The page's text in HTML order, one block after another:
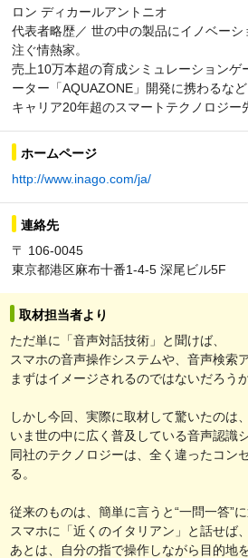
ロン ディカールアントニオ
代表者略歴／ 世の中の製品にイノベー
注ぐ情熱家。
売上10万本超の育成シミュレーションゲ
ーター「AQUAZONE」開発に携わるなど
キャリア20年超のスマートテクノロジー
ホームページ
http://www.inago.com/ja/
連絡先
〒 106-0045
東京都港区麻布十番1-4-5 深尾ビル5F
取材担当者より
ただ単に「音声対話技術」と聞けば、
スマホの音声操作システムや、音声検索
まずはイメージされるのではないだろうか
しかし今回、実際に取材して驚いたのは、
いま世の中に広く普及している音声認識
同社のテクノロジーは、全く違ったコン
る。
従来のものは、簡単に言うと“一問一答”に
スマホに「近くのイタリアン」と話せば
あとは、自分の指で操作しながら目的地